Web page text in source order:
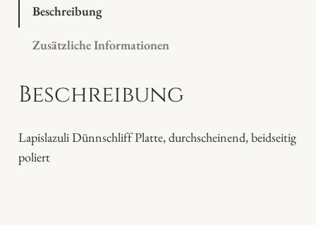
a
l
P
a
Beschreibung
Zusätzliche Informationen
Beschreibung
Lapislazuli Dünnschliff Platte, durchscheinend, beidseitig
poliert